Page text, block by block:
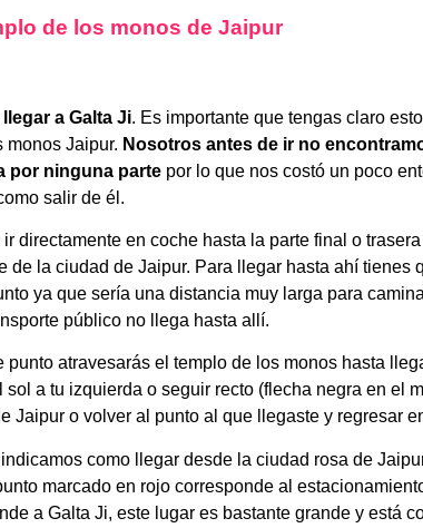
de los monos de Jaipur
a Galta Ji. Es importante que tengas claro
monos Jaipur. Nosotros antes de ir no
por ninguna parte por lo que nos costó un poco
salir de él.
directamente en coche hasta la parte final o
de la ciudad de Jaipur. Para llegar hasta ahí tienes
ya que sería una distancia muy larga para
público no llega hasta allí.
punto atravesarás el templo de los monos hasta
sol a tu izquierda o seguir recto (flecha negra en el
Jaipur o volver al punto al que llegaste y regresar
como llegar desde la ciudad rosa de
marcado en rojo corresponde al
a Galta Ji, este lugar es bastante grande y está